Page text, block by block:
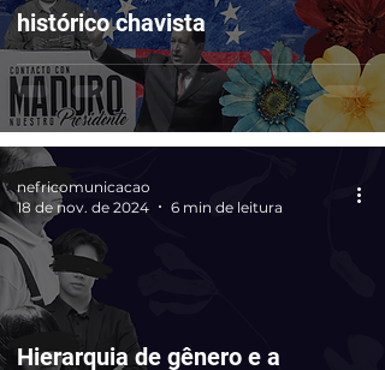
histórico chavista
Hierarquia de gênero e a
nefricomunicacao
18 de nov. de 2024
6 min de leitura